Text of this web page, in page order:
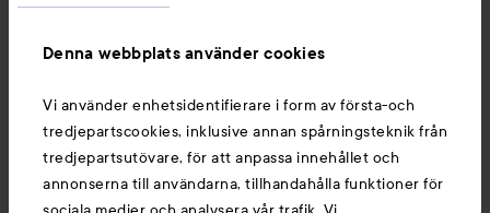
Denna webbplats använder cookies
Vi använder enhetsidentifierare i form av första-och
tredjepartscookies, inklusive annan spårningsteknik från
tredjepartsutövare, för att anpassa innehållet och
annonserna till användarna, tillhandahålla funktioner för
Du kanske också gillar